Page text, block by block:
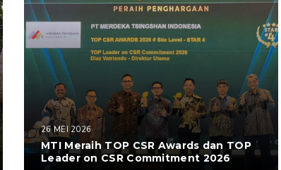
26 MEI 2026
MTI Meraih TOP CSR Awards dan TOP
Leader on CSR Commitment 2026